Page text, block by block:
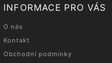
INFORMACE PRO VÁS
O nás
Kontakt
Obchodní podmínky